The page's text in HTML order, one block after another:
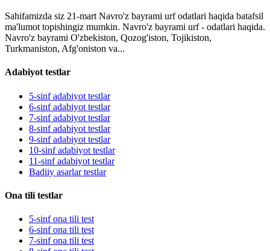
Sahifamizda siz 21-mart Navro'z bayrami urf odatlari haqida batafsil
ma'lumot topishingiz mumkin. Navro'z bayrami urf - odatlari haqida.
Navro'z bayrami O'zbekiston, Qozog'iston, Tojikiston,
Turkmaniston, Afg'oniston va...
Adabiyot testlar
5-sinf adabiyot testlar
6-sinf adabiyot testlar
7-sinf adabiyot testlar
8-sinf adabiyot testlar
9-sinf adabiyot testlar
10-sinf adabiyot testlar
11-sinf adabiyot testlar
Badiiy asarlar testlar
Ona tili testlar
5-sinf ona tili test
6-sinf ona tili test
7-sinf ona tili test